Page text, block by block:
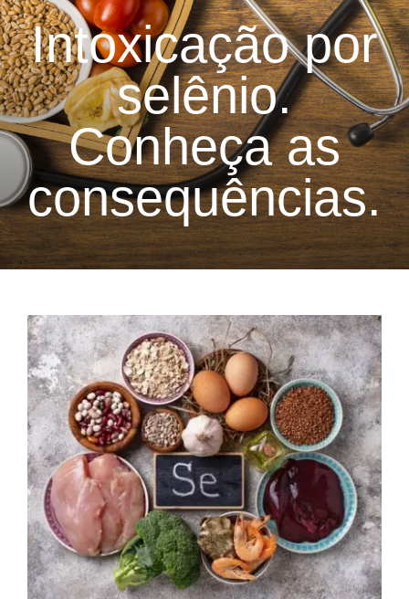
Intoxicação por
selênio.
Conheça as
consequências.